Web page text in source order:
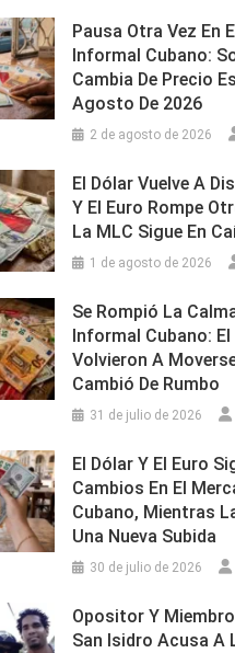
Pausa Otra Vez En
Informal Cubano:
Cambia De Precio
Agosto De 2026
2 de agosto de 2026
El Dólar Vuelve A
Y El Euro Rompe
La MLC Sigue En
1 de agosto de 2026
Se Rompió La
Informal Cubano:
Volvieron A
Cambió De Rumbo
31 de julio de 2026
El Dólar Y El Euro
Cambios En El
Cubano, Mientras
Una Nueva Subida
30 de julio de 2026
Opositor Y
San Isidro Acusa A